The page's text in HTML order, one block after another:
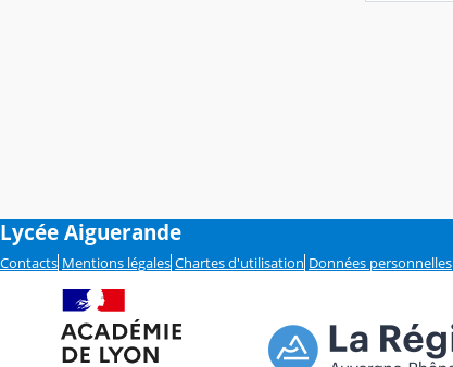
Lycée Aiguerande
Contacts Mentions légales Chartes d'utilisation Données personnelles